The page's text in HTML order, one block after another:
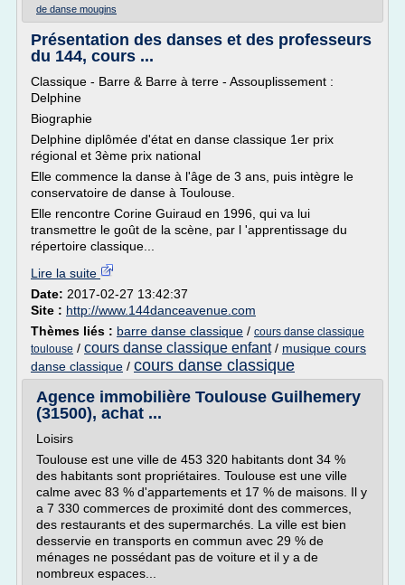
de danse mougins
Présentation des danses et des professeurs
du 144, cours ...
Classique - Barre & Barre à terre - Assouplissement :
Delphine
Biographie
Delphine diplômée d'état en danse classique 1er prix
régional et 3ème prix national
Elle commence la danse à l'âge de 3 ans, puis intègre le
conservatoire de danse à Toulouse.
Elle rencontre Corine Guiraud en 1996, qui va lui
transmettre le goût de la scène, par l 'apprentissage du
répertoire classique...
Lire la suite
Date: 2017-02-27 13:42:37
Site : http://www.144danceavenue.com
Thèmes liés : barre danse classique / cours danse classique
toulouse / cours danse classique enfant/ musique cours
danse classique / cours danse classique
Agence immobilière Toulouse Guilhemery
(31500), achat ...
Loisirs
Toulouse est une ville de 453 320 habitants dont 34 %
des habitants sont propriétaires. Toulouse est une ville
calme avec 83 % d'appartements et 17 % de maisons. Il y
a 7 330 commerces de proximité dont des commerces,
des restaurants et des supermarchés. La ville est bien
desservie en transports en commun avec 29 % de
ménages ne possédant pas de voiture et il y a de
nombreux espaces...